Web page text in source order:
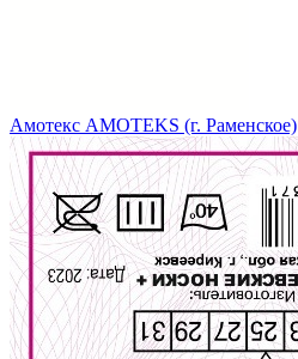
Амотекс AMOTEKS (г. Раменское)